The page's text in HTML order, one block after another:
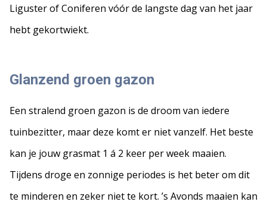
Liguster of Coniferen vóór de langste dag van het jaar
hebt gekortwiekt.
Glanzend groen gazon
Een stralend groen gazon is de droom van iedere
tuinbezitter, maar deze komt er niet vanzelf. Het beste
kan je jouw grasmat 1 á 2 keer per week maaien.
Tijdens droge en zonnige periodes is het beter om dit
te minderen en zeker niet te kort. ’s Avonds maaien kan